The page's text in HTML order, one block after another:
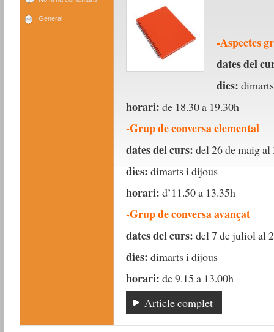
General
-Aspectes
dates del
dies:
horari: de 18.30 a 19.30h
-Grup de conversa elemental
dates del curs: del 26 de maig al
dies: dimarts i dijous
horari: d’11.50 a 13.35h
-Grup de conversa avançat
dates del curs: del 7 de juliol al
dies: dimarts i dijous
horari: de 9.15 a 13.00h
Article complet